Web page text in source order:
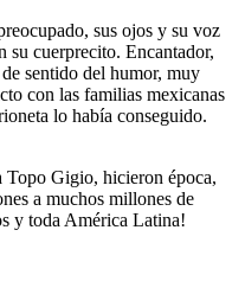
sus ojos y su voz
su cuerprecito. Encantador,
sentido del humor, muy
con las familias mexicanas
lo había conseguido.
Topo Gigio, hicieron época,
a muchos millones de
y toda América Latina!